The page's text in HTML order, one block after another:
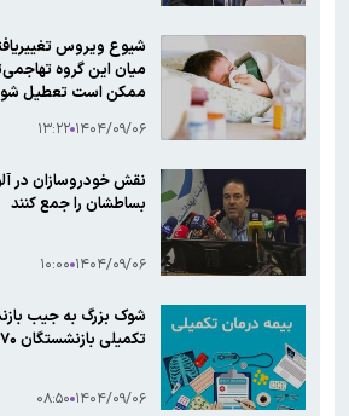
شیوع ویروس
میان این گروه
ممکن است تعطیل
۱۴۰۴/۰۹/۰۶ ۱۳:۲۲
نقش خودروسازان در
بساطشان را جمع کنند
۱۴۰۴/۰۹/۰۶ ۱۰:۰۰
شوک بزرگ به جیب
تکمیلی بازنشستگان ۷۰ درصدی افزایش یافت
۱۴۰۴/۰۹/۰۶ ۰۸:۵۰